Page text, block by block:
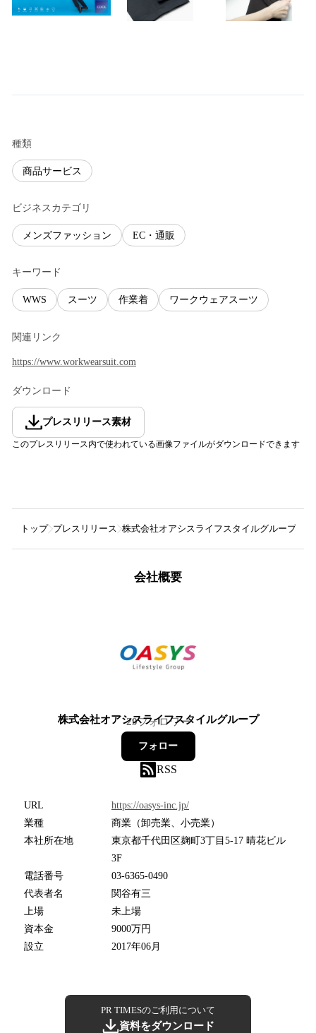
種類
商品サービス
ビジネスカテゴリ
メンズファッション EC・通販
キーワード
WWS スーツ 作業着 ワークウェアスーツ
関連リンク
https://www.workwearsuit.com
ダウンロード
プレスリリース素材
このプレスリリース内で使われている画像ファイルがダウンロードできます
トップ プレスリリース 株式会社オアシスライフスタイルグループ
会社概要
株式会社オアシスライフスタイルグループ
29フォロワー
フォロー
RSS
URL
https://oasys-inc.jp/
業種
商業（卸売業、小売業）
本社所在地
東京都千代田区麹町3丁目5-17 晴花ビル
3F
電話番号
03-6365-0490
代表者名
関谷有三
上場
未上場
資本金
9000万円
設立
2017年06月
PR TIMESのご利用について
資料をダウンロード